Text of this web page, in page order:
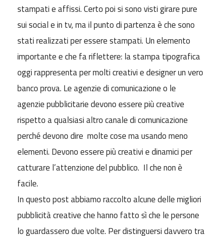
stampati e affissi. Certo poi si sono visti girare pure
sui social e in tv, ma il punto di partenza è che sono
stati realizzati per essere stampati. Un elemento
importante e che fa riflettere: la stampa tipografica
oggi rappresenta per molti creativi e designer un vero
banco prova. Le agenzie di comunicazione o le
agenzie pubblicitarie devono essere più creative
rispetto a qualsiasi altro canale di comunicazione
perché devono dire molte cose ma usando meno
elementi. Devono essere più creativi e dinamici per
catturare l’attenzione del pubblico. Il che non è
facile.
In questo post abbiamo raccolto alcune delle migliori
pubblicità creative che hanno fatto sì che le persone
lo guardassero due volte. Per distinguersi davvero tra